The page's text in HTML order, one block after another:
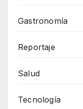
Gastronomía
Reportaje
Salud
Tecnología